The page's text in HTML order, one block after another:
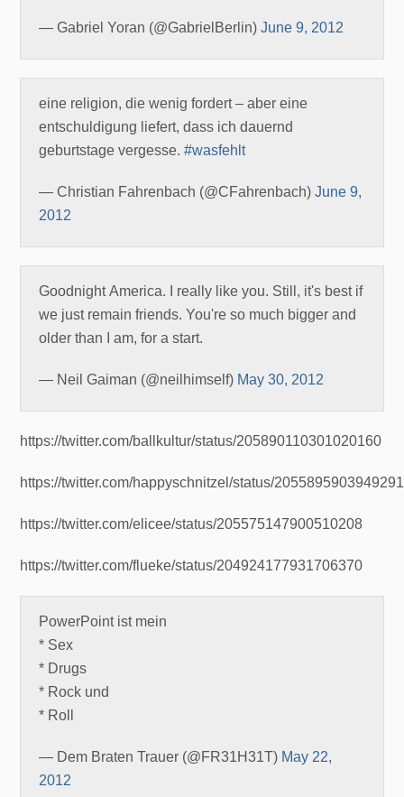
— Gabriel Yoran (@GabrielBerlin)June 9, 2012
eine religion, die wenig fordert – aber eine
entschuldigung liefert, dass ich dauernd
geburtstage vergesse.#wasfehlt
— Christian Fahrenbach (@CFahrenbach)June 9,
2012
Goodnight America. I really like you. Still, it's best if
we just remain friends. You're so much bigger and
older than I am, for a start.
— Neil Gaiman (@neilhimself) May 30, 2012
https://twitter.com/ballkultur/status/205890110301020160
https://twitter.com/happyschnitzel/status/
https://twitter.com/elicee/status/205575147900510208
https://twitter.com/flueke/status/204924177931706370
PowerPoint ist mein
* Sex
* Drugs
* Rock und
* Roll
— Dem Braten Trauer (@FR31H31T) May 22,
2012